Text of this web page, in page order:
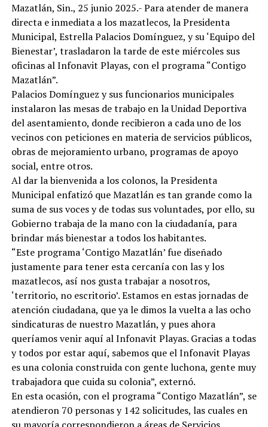
Mazatlán, Sin., 25 junio 2025.- Para atender de manera
directa e inmediata a los mazatlecos, la Presidenta
Municipal, Estrella Palacios Domínguez, y su ‘Equipo del
Bienestar’, trasladaron la tarde de este miércoles sus
oficinas al Infonavit Playas, con el programa “Contigo
Mazatlán”.
Palacios Domínguez y sus funcionarios municipales
instalaron las mesas de trabajo en la Unidad Deportiva
del asentamiento, donde recibieron a cada uno de los
vecinos con peticiones en materia de servicios públicos,
obras de mejoramiento urbano, programas de apoyo
social, entre otros.
Al dar la bienvenida a los colonos, la Presidenta
Municipal enfatizó que Mazatlán es tan grande como la
suma de sus voces y de todas sus voluntades, por ello, su
Gobierno trabaja de la mano con la ciudadanía, para
brindar más bienestar a todos los habitantes.
“Este programa ‘Contigo Mazatlán’ fue diseñado
justamente para tener esta cercanía con las y los
mazatlecos, así nos gusta trabajar a nosotros,
‘territorio, no escritorio’. Estamos en estas jornadas de
atención ciudadana, que ya le dimos la vuelta a las ocho
sindicaturas de nuestro Mazatlán, y pues ahora
queríamos venir aquí al Infonavit Playas. Gracias a todas
y todos por estar aquí, sabemos que el Infonavit Playas
es una colonia construida con gente luchona, gente muy
trabajadora que cuida su colonia”, externó.
En esta ocasión, con el programa “Contigo Mazatlán”, se
atendieron 70 personas y 142 solicitudes, las cuales en